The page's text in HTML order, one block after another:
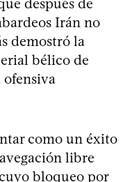
después de
Irán no
demostró la
bélico de
ofensiva
como un éxito
libre
bloqueo por